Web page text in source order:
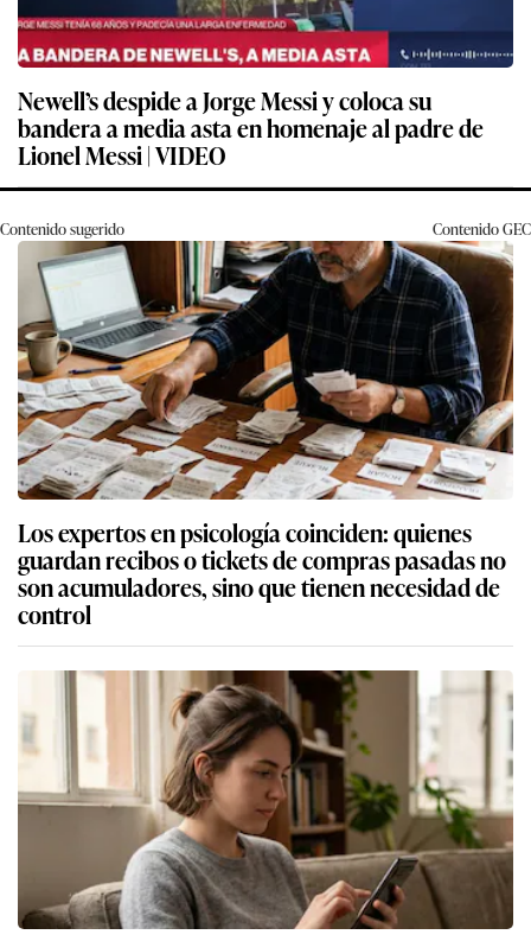
Newell’s despide a Jorge Messi y coloca su
bandera a media asta en homenaje al padre de
Lionel Messi | VIDEO
Contenido sugerido ContenidoGEC
Los expertos en psicología coinciden: quienes
guardan recibos o tickets de compras pasadas no
son acumuladores, sino que tienen necesidad de
control